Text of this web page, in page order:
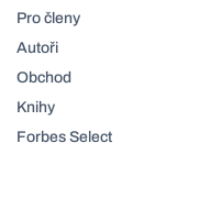
Pro členy
Autoři
Obchod
Knihy
Forbes Select